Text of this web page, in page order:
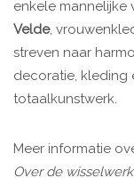
enkele mannelijke
Velde,
streven naar
decoratie, kleding
totaalkunstwerk.
Meer informatie
Over de